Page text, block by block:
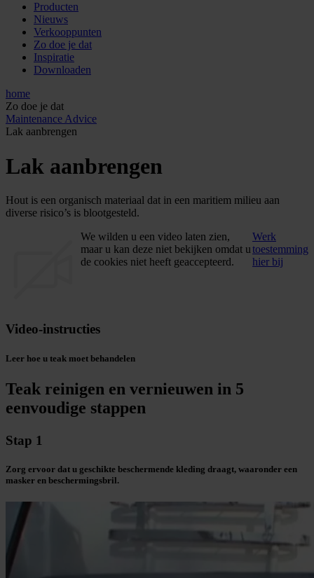
Producten
Nieuws
Verkooppunten
Zo doe je dat
Inspiratie
Downloaden
home
Zo doe je dat
Maintenance Advice
Lak aanbrengen
Lak aanbrengen
Hout is een organisch materiaal dat in een maritiem milieu aan
diverse risico’s is blootgesteld.
We wilden u een video laten zien,
maar u kan deze niet bekijken omdat u
de cookies niet heeft geaccepteerd.
Werk
toestemming
hier bij
Video-instructies
Leer hoe u teak moet behandelen
Teak reinigen en vernieuwen in 5
eenvoudige stappen
Stap 1
Zorg ervoor dat u geschikte beschermende kleding draagt, waaronder een
masker en beschermingsbril.